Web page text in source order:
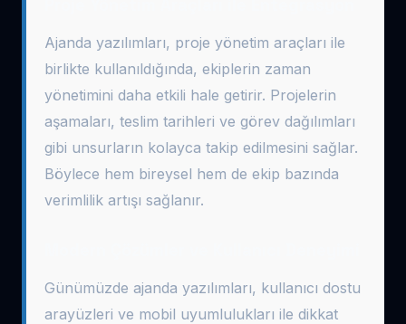
Ajanda yazılımları, proje yönetim araçları ile
birlikte kullanıldığında, ekiplerin zaman
yönetimini daha etkili hale getirir. Projelerin
aşamaları, teslim tarihleri ve görev dağılımları
gibi unsurların kolayca takip edilmesini sağlar.
Böylece hem bireysel hem de ekip bazında
verimlilik artışı sağlanır.
Günümüzde ajanda yazılımları, kullanıcı dostu
arayüzleri ve mobil uyumlulukları ile dikkat